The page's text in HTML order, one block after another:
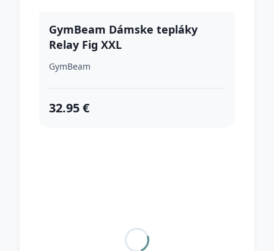
GymBeam Dámske tepláky
Relay Fig XXL
GymBeam
32.95 €